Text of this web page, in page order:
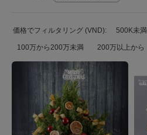
価格でフィルタリング (VND): 500K未満
100万から200万未満 200万以上から